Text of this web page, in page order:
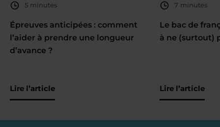
5 minutes
Épreuves anticipées : comment
l’aider à prendre une longueur
d’avance ?
Lire l’article
7 minutes
Le bac de
à ne (surtout)
Lire l’article